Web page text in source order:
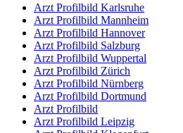
Arzt Profilbild Karlsruhe
Arzt Profilbild Mannheim
Arzt Profilbild Hannover
Arzt Profilbild Salzburg
Arzt Profilbild Wuppertal
Arzt Profilbild Zürich
Arzt Profilbild Nürnberg
Arzt Profilbild Dortmund
Arzt Profilbild
Arzt Profilbild Leipzig